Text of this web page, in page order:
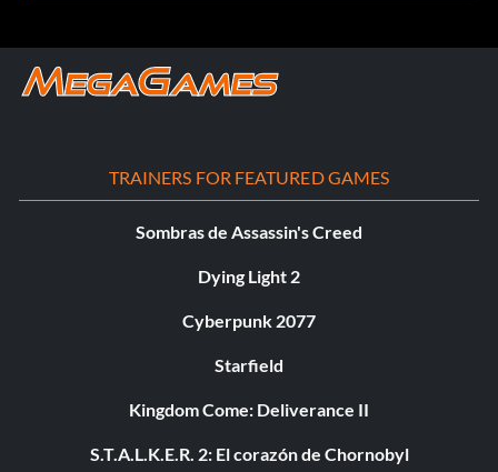
TRAINERS FOR FEATURED GAMES
Sombras de Assassin's Creed
Dying Light 2
Cyberpunk 2077
Starfield
Kingdom Come: Deliverance II
S.T.A.L.K.E.R. 2: El corazón de Chornobyl